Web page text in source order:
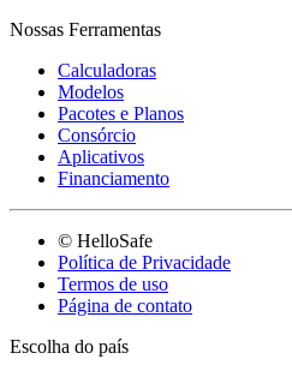
Nossas Ferramentas
Calculadoras
Modelos
Pacotes e Planos
Consórcio
Aplicativos
Financiamento
© HelloSafe
Política de Privacidade
Termos de uso
Página de contato
Escolha do país